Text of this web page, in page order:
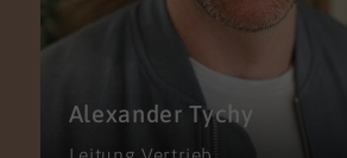
Alexander Tychy